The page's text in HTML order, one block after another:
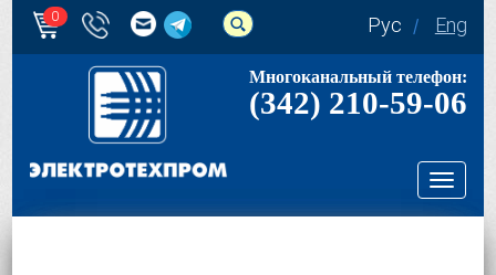
0 Рус Eng
Многоканальный телефон:
(342) 210-59-06